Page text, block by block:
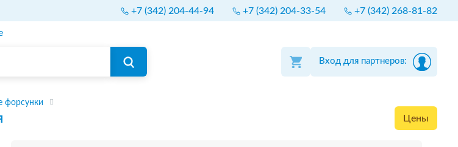
+7 (342) 204-44-94 +7 (342) 204-33-54 +7 (342) 268-81-82
Вход для партнеров:
форсунки
Цены